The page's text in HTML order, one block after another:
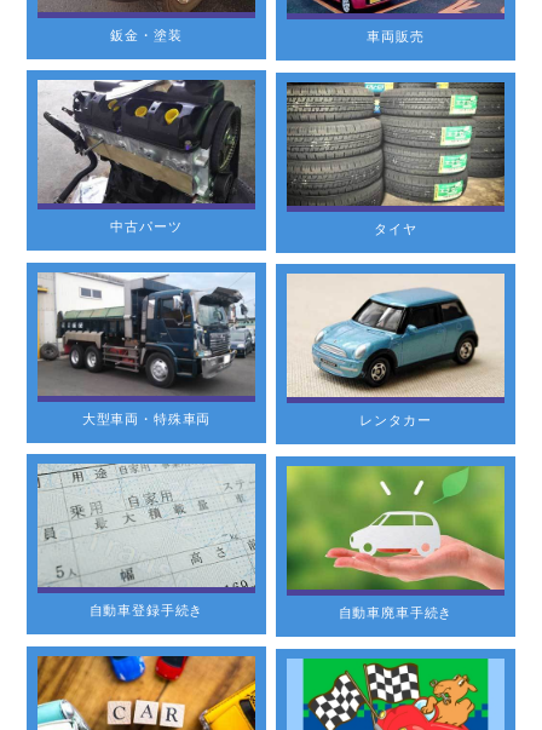
鈑金・塗装 車両販売
中古パーツ タイヤ
大型車両・特殊車両 レンタカー
自動車登録手続き 自動車廃車手続き